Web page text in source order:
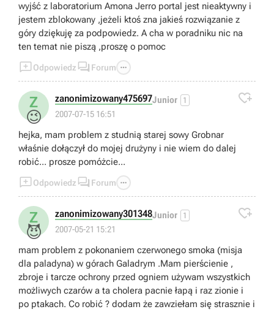
wyjść z laboratorium Amona Jerro portal jest nieaktywny i
jestem zblokowany ,jeżeli ktoś zna jakieś rozwiązanie z
góry dziękuję za podpowiedz. A cha w poradniku nic na
ten temat nie piszą ,proszę o pomoc
Odpowiedz  Forum 
Z
😉
zanonimizowany475697Junior 1
2007-07-15 16:51

hejka, mam problem z studnią starej sowy Grobnar
właśnie dołączył do mojej drużyny i nie wiem do dalej
robić... prosze pomóżcie...
Odpowiedz  Forum 
Z
😈
zanonimizowany301348Junior 1
2007-05-21 15:21

mam problem z pokonaniem czerwonego smoka (misja
dla paladyna) w górach Galadrym .Mam pierścienie ,
zbroje i tarcze ochrony przed ogniem używam wszystkich
możliwych czarów a ta cholera pacnie łapą i raz zionie i
po ptakach. Co robić ? dodam że zawziełam się strasznie i